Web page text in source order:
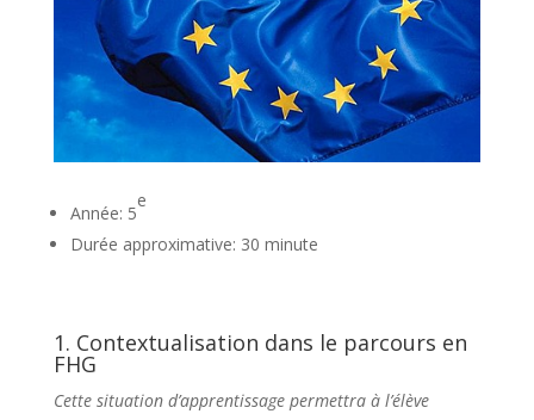
Année: 5
e
Durée approximative: 30 minute
1. Contextualisation dans le parcours en
FHG
Cette situation d’apprentissage permettra à l’élève